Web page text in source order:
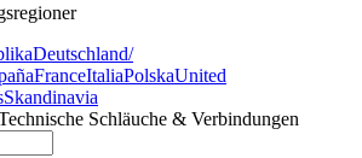
Deutschland/
FranceItaliaPolskaUnited
Skandinavia